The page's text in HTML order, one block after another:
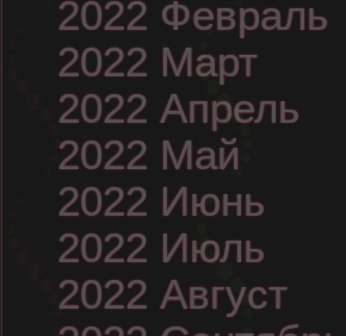
2022 Февраль
2022 Март
2022 Апрель
2022 Май
2022 Июнь
2022 Июль
2022 Август